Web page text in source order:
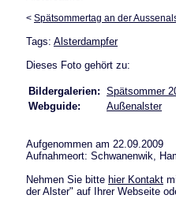
< Spätsommertag an der
Tags: Alsterdampfer
Dieses Foto gehört zu:
Bildergalerien: Spätsommer
Webguide:
Außenalster
Aufgenommen am 22.09.2009
Aufnahmeort: Schwanenwik,
Nehmen Sie bitte hier Kontakt
der Alster" auf Ihrer Webseite